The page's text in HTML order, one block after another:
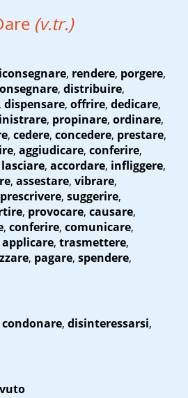
(v.tr.)
, rendere, porgere,
, distribuire,
, dispensare, offrire, dedicare,
, propinare, ordinare,
, cedere, concedere, prestare,
, aggiudicare, conferire,
lasciare, accordare, infliggere,
, assestare, vibrare,
prescrivere, suggerire,
, provocare, causare,
, conferire, comunicare,
applicare, trasmettere,
, pagare, spendere,
condonare, disinteressarsi,